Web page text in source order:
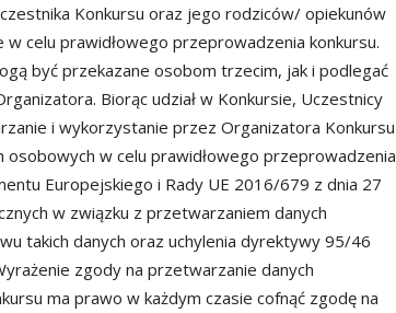
Konkursu oraz jego rodziców/ opiekunów
celu prawidłowego przeprowadzenia konkursu.
być przekazane osobom trzecim, jak i podlegać
Biorąc udział w Konkursie, Uczestnicy
i wykorzystanie przez Organizatora Konkursu
w celu prawidłowego przeprowadzenia
Europejskiego i Rady UE 2016/679 z dnia 27
w związku z przetwarzaniem danych
takich danych oraz uchylenia dyrektywy 95/46
zgody na przetwarzanie danych
ma prawo w każdym czasie cofnąć zgodę na